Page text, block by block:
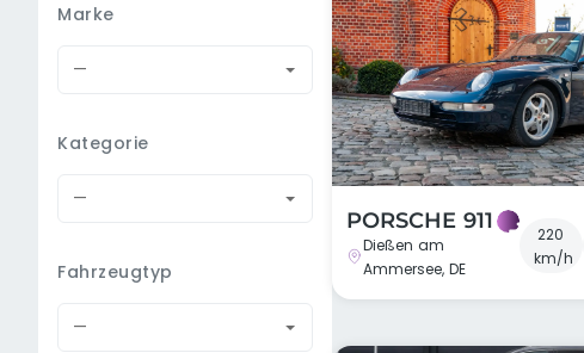
Marke
—
Kategorie
—
Fahrzeugtyp
—
PORSCHE 911
Dießen am
Ammersee, DE
220
km/h